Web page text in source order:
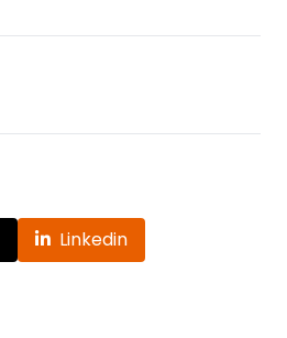
Linkedin